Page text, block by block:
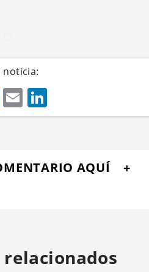
noticia:
Twitter
Email
AQUÍ